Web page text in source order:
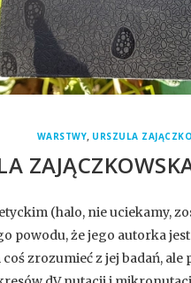
WARSTWY, URSZULA
(halo, nie uciekamy,
powodu, że jego autorka
zrozumieć z jej badań,